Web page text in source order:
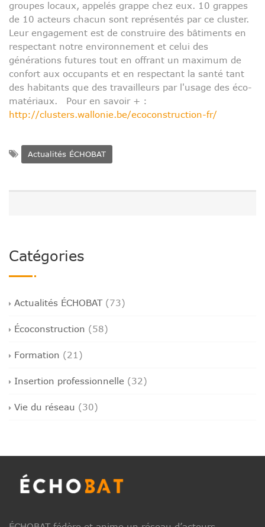
groupes locaux, appelés grappe chez eux. 10 grappes
de 10 acteurs chacun sont représentés par ce cluster.
Leur engagement est de construire des bâtiments en
respectant notre environnement et celui des
générations futures tout en offrant un maximum de
confort aux occupants et en respectant la santé tant
des habitants que des travailleurs par l'usage des éco-
matériaux. Pour en savoir + :
http://clusters.wallonie.be/ecoconstruction-fr/
Actualités ÉCHOBAT
Catégories
Actualités ÉCHOBAT(73)
Écoconstruction (58)
Formation (21)
Insertion professionnelle (32)
Vie du réseau (30)